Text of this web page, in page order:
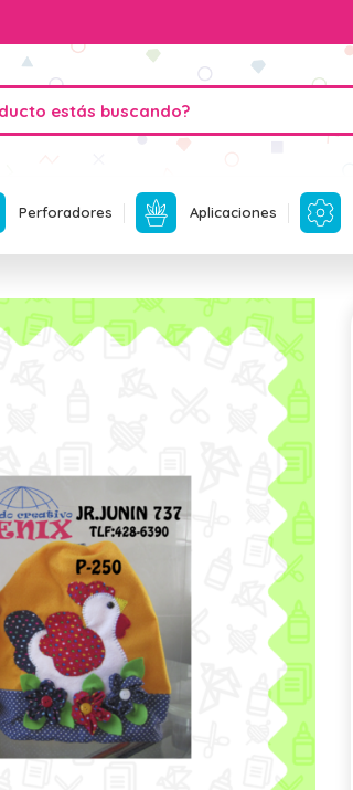
Perforadores Aplicaciones